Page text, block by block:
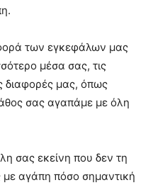
των εγκεφάλων μας
μέσα σας, τις
διαφορές μας, όπως
σας αγαπάμε με όλη
σας εκείνη που δεν τη
με αγάπη πόσο σημαντική